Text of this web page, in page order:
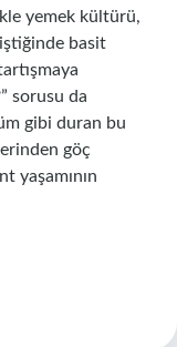
yemek kültürü,
basit
sorusu da
gibi duran bu
göç
yaşamının